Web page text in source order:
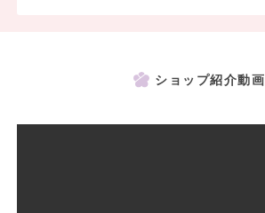
＜事業内容＞
ショップ紹介動画